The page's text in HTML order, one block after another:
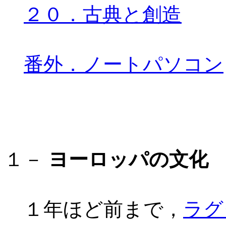
２０．古典と創造
番外．ノートパソコン
１－ ヨーロッパの文化
１年ほど前まで， ラ